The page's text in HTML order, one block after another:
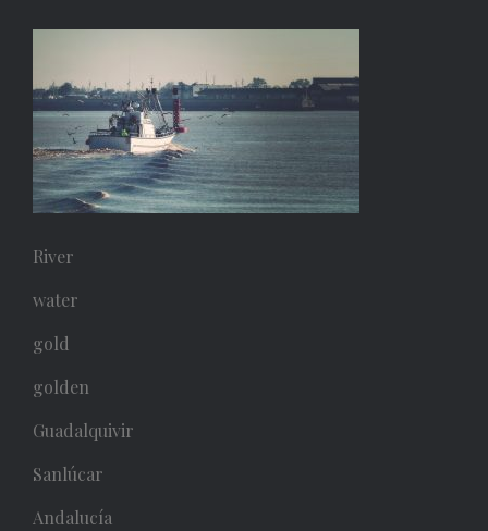
River
water
gold
golden
Guadalquivir
Sanlúcar
Andalucía